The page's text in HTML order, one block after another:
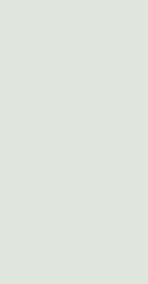
Immobilier sur
Sun Immobilier